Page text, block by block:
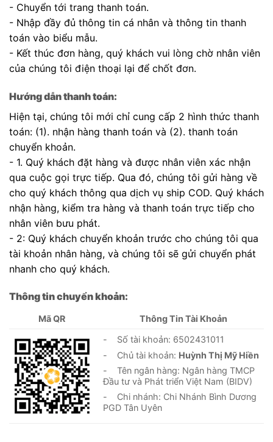
- Chuyển tới trang thanh toán.
- Nhập đầy đủ thông tin cá nhân và thông tin thanh
toán vào biểu mẫu.
- Kết thúc đơn hàng, quý khách vui lòng chờ nhân viên
của chúng tôi điện thoại lại để chốt đơn.
Hướng dẫn thanh toán:
Hiện tại, chúng tôi mới chỉ cung cấp 2 hình thức thanh
toán: (1). nhận hàng thanh toán và (2). thanh toán
chuyển khoản.
- 1. Quý khách đặt hàng và được nhân viên xác nhận
qua cuộc gọi trực tiếp. Qua đó, chúng tôi gửi hàng về
cho quý khách thông qua dịch vụ ship COD. Quý khách
nhận hàng, kiểm tra hàng và thanh toán trực tiếp cho
nhân viên bưu phát.
- 2: Quý khách chuyển khoản trước cho chúng tôi qua
tài khoản nhân hàng, và chúng tôi sẽ gửi chuyển phát
nhanh cho quý khách.
Thông tin chuyển khoản:
Mã QR
Thông Tin Tài Khoản
- Số tài khoản: 6502431011
- Chủ tài khoản: Huỳnh Thị Mỹ Hiền
- Tên ngân hàng: Ngân hàng TMCP
Đầu tư và Phát triển Việt Nam (BIDV)
- Chi nhánh: Chi Nhánh Bình Dương
PGD Tân Uyên